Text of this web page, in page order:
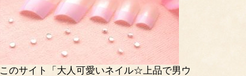
このサイト「大人可愛いネイル☆上品で男ウ